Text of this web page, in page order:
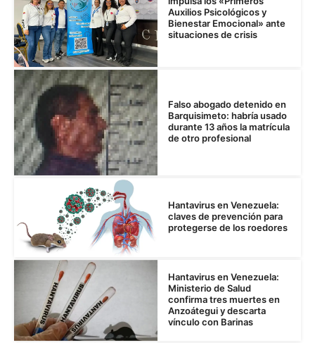
Auxilios Psicológicos y
Bienestar Emocional» ante
situaciones de crisis
Falso abogado detenido en
Barquisimeto: habría usado
durante 13 años la matrícula
de otro profesional
Hantavirus en Venezuela:
claves de prevención para
protegerse de los roedores
Hantavirus en Venezuela:
Ministerio de Salud
confirma tres muertes en
Anzoátegui y descarta
vínculo con Barinas